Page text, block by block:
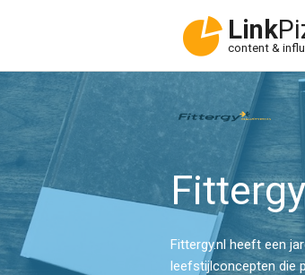
Link
content &
Fittergy.nl heeft een
leefstijlconcepten die